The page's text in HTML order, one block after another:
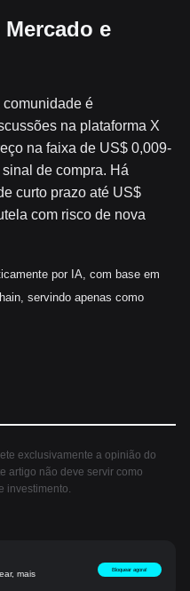
e
comunidade é
na plataforma X
na faixa de US$ 0,009-
de compra. Há
curto prazo até US$
com risco de nova
por IA, com base em
servindo apenas como
exclusivamente a opinião do
artigo não deve servir como
investimento.
mais
Bloquear agora!